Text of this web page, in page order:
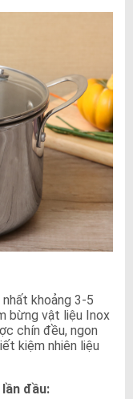
khoảng 3-5
bừng vật liệu Inox
chín đều, ngon
kiệm nhiên liệu
đầu: